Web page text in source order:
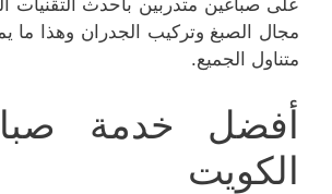
على صباغين متدربين بأحدث التقنيات
مجال الصبغ وتركيب الجدران وهذا ما
متناول الجميع.
أفضل خدمة
الكويت